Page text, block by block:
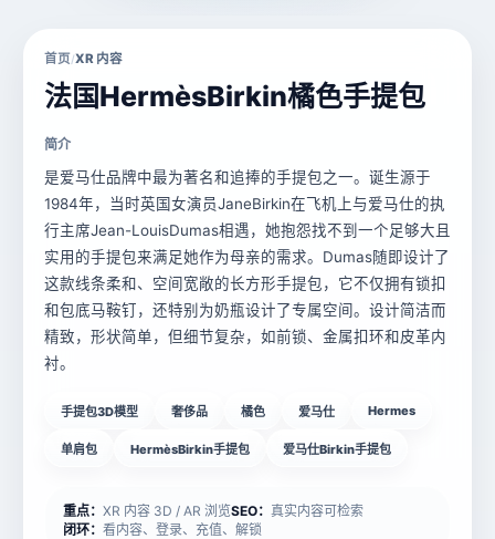
首页/XR 内容
法国HermèsBirkin橘色手提包
简介
是爱马仕品牌中最为著名和追捧的手提包之一。诞生源于
1984年，当时英国女演员JaneBirkin在飞机上与爱马仕的执
行主席Jean-LouisDumas相遇，她抱怨找不到一个足够大且
实用的手提包来满足她作为母亲的需求。Dumas随即设计了
这款线条柔和、空间宽敞的长方形手提包，它不仅拥有锁扣
和包底马鞍钉，还特别为奶瓶设计了专属空间。设计简洁而
精致，形状简单，但细节复杂，如前锁、金属扣环和皮革内
衬。
手提包3D模型 奢侈品 橘色 爱马仕 Hermes
单肩包 HermèsBirkin手提包 爱马仕Birkin手提包
重点： XR 内容 3D / AR 浏览SEO： 真实内容可检索
闭环： 看内容、登录、充值、解锁